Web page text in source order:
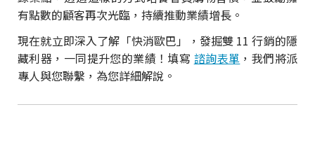
有點數的顧客再次光臨，持續推動業績增長。
現在就立即深入了解「快消歐巴」，發掘雙 11 行銷的隱
藏利器，一同提升您的業績！填寫 諮詢表單 ，我們將派
專人與您聯繫，為您詳細解說。